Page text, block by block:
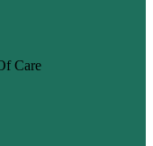
Care